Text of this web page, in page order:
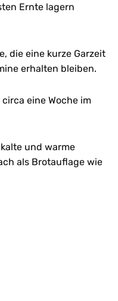
Ernte lagern
die eine kurze Garzeit
erhalten bleiben.
eine Woche im
und warme
als Brotauflage wie